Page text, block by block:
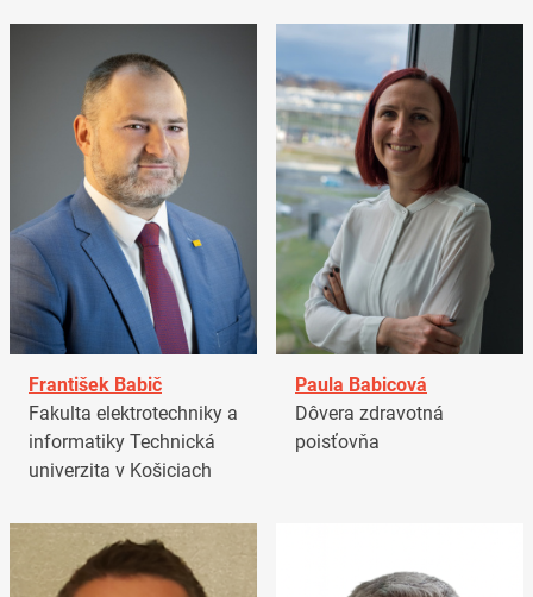
František Babič
Fakulta elektrotechniky a
informatiky Technická
univerzita v Košiciach
Paula Babicová
Dôvera zdravotná
poisťovňa